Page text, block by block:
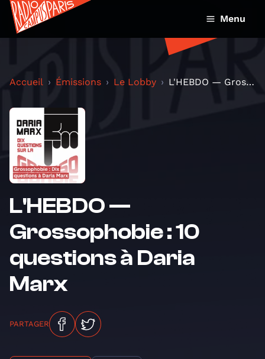
Menu
Accueil Émissions Le Lobby L'HEBDO — Grossophobie : 10 questions à Daria Marx
L'HEBDO —
Grossophobie : 10
questions à Daria
Marx
PARTAGER